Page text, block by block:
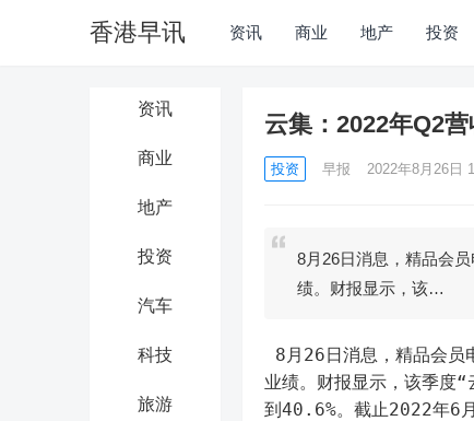
香港早讯 资讯 商业 地产 投资
资讯
商业
地产
投资
汽车
科技
旅游
云集：2022年Q2
投资 早报 2022年8月26日
8月26日消息，精品会
绩。财报显示，该…
业绩。财报显示，该季度
到40.6%。截止2022年6